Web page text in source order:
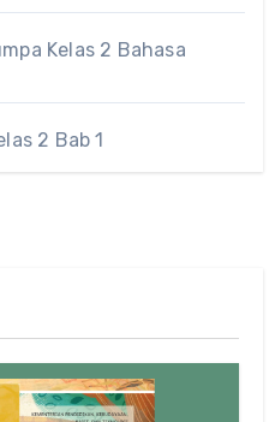
Kelas 2 Bahasa
2 Bab 1